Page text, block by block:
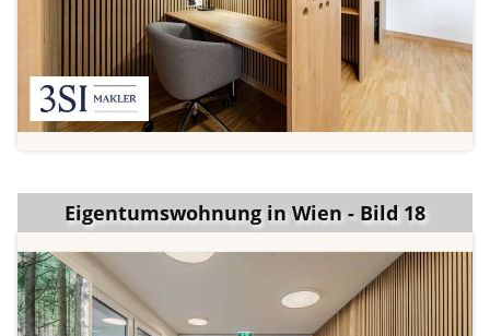
Eigentumswohnung in Wien - Bild 18